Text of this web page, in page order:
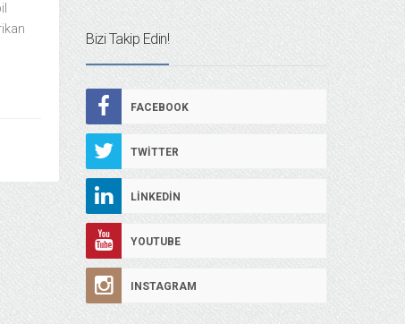
Bizi Takip Edin!
FACEBOOK
TWITTER
LINKEDIN
YOUTUBE
INSTAGRAM